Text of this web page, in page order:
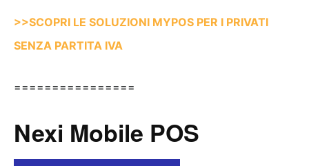
>>SCOPRI LE SOLUZIONI MYPOS PER I PRIVATI
SENZA PARTITA IVA
================
Nexi Mobile POS